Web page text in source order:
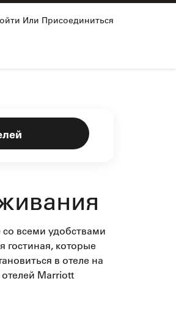
Или Присоединиться
всеми удобствами
гостиная, которые
в отеле на
Marriott